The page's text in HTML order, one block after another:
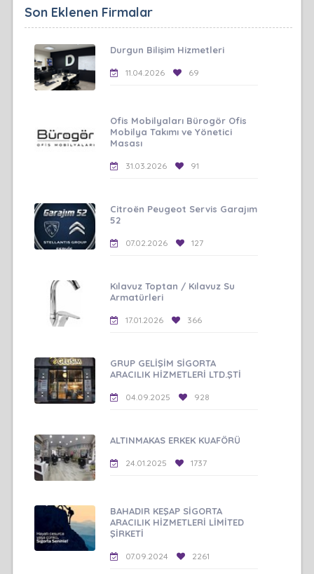
Son Eklenen Firmalar
Durgun Bilişim Hizmetleri
11.04.2026 69
Ofis Mobilyaları Bürogör Ofis
Mobilya Takımı ve Yönetici
Masası
31.03.2026 91
Citroën Peugeot Servis Garajım
52
07.02.2026 127
Kılavuz Toptan / Kılavuz Su
Armatürleri
17.01.2026 366
GRUP GELİŞİM SİGORTA
ARACILIK HİZMETLERİ LTD.ŞTİ
04.09.2025 928
ALTINMAKAS ERKEK KUAFÖRÜ
24.01.2025 1737
BAHADIR KEŞAP SİGORTA
ARACILIK HİZMETLERİ LİMİTED
ŞİRKETİ
07.09.2024 2261